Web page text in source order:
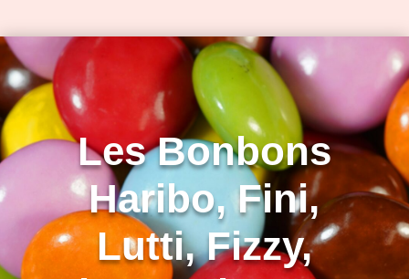
Les Bonbons
Haribo, Fini,
Lutti, Fizzy,